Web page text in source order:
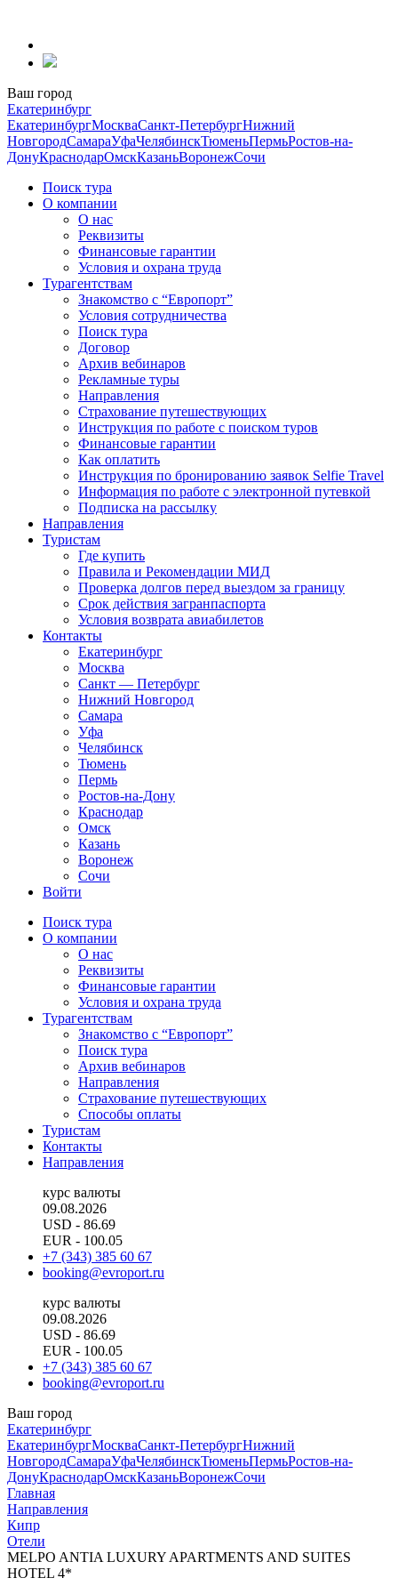
содержанию
Ваш город
Екатеринбург
ЕкатеринбургМоскваСанкт-ПетербургНижний
НовгородСамараУфаЧелябинскТюменьПермьРостов-на-
ДонуКраснодарОмскКазаньВоронежСочи
Поиск тура
О компании
О нас
Реквизиты
Финансовые гарантии
Условия и охрана труда
Турагентствам
Знакомство с “Европорт”
Условия сотрудничества
Поиск тура
Договор
Архив вебинаров
Рекламные туры
Направления
Страхование путешествующих
Инструкция по работе с поиском туров
Финансовые гарантии
Как оплатить
Инструкция по бронированию заявок Selfie Travel
Информация по работе с электронной путевкой
Подписка на рассылку
Направления
Туристам
Где купить
Правила и Рекомендации МИД
Проверка долгов перед выездом за границу
Срок действия загранпаспорта
Условия возврата авиабилетов
Контакты
Екатеринбург
Москва
Санкт — Петербург
Нижний Новгород
Самара
Уфа
Челябинск
Тюмень
Пермь
Ростов-на-Дону
Краснодар
Омск
Казань
Воронеж
Сочи
Войти
Поиск тура
О компании
О нас
Реквизиты
Финансовые гарантии
Условия и охрана труда
Турагентствам
Знакомство с “Европорт”
Поиск тура
Архив вебинаров
Направления
Страхование путешествующих
Способы оплаты
Туристам
Контакты
Направления
курс валюты
09.08.2026
USD - 86.69
EUR - 100.05
+7 (343) 385 60 67
booking@evroport.ru
курс валюты
09.08.2026
USD - 86.69
EUR - 100.05
+7 (343) 385 60 67
booking@evroport.ru
Ваш город
Екатеринбург
ЕкатеринбургМоскваСанкт-ПетербургНижний
НовгородСамараУфаЧелябинскТюменьПермьРостов-на-
ДонуКраснодарОмскКазаньВоронежСочи
Главная
Направления
Кипр
Отели
MELPO ANTIA LUXURY APARTMENTS AND SUITES
HOTEL 4*